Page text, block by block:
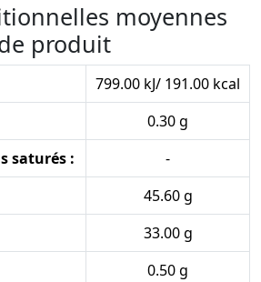
moyennes
produit
799.00 kJ/ 191.00 kcal
0.30 g
saturés :
-
45.60 g
33.00 g
0.50 g